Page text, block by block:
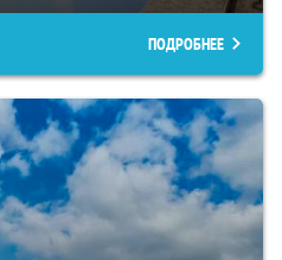
ПОДРОБНЕЕ